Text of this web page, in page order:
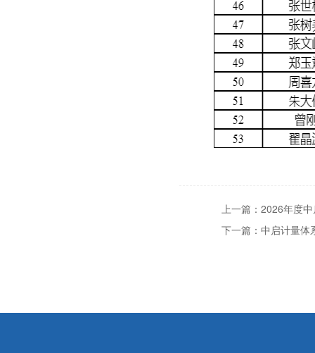
上一篇：2026年度
下一篇：中启计量体